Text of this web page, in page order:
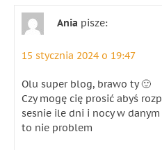
Ania pisze:
15 stycznia 2024 o 19:47
Olu super blog, brawo ty 🙂
Czy mogę cię prosić abyś
sesnie ile dni i nocy w
to nie problem